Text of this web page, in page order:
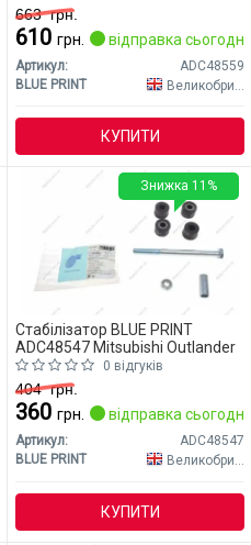
663грн.
610 грн. відправка сьогодні
Артикул:
ADC48559
BLUE PRINT
Великобританія
КУПИТИ
Стабілізатор BLUE PRINT
ADC48547 Mitsubishi Outlander
0 відгуків
404грн.
360 грн. відправка сьогодні
Артикул:
ADC48547
BLUE PRINT
Великобританія
КУПИТИ
Знижка 11%